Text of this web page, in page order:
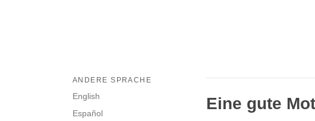
ANDERE SPRACHE
English
Español
Eine gute